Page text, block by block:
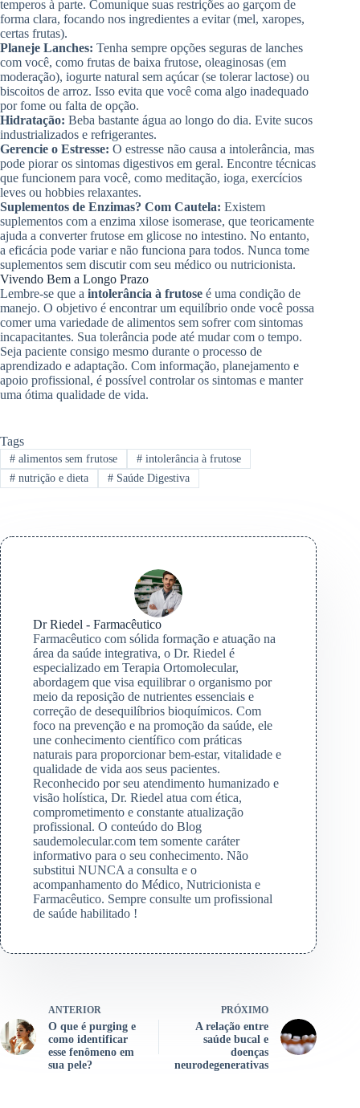
temperos à parte. Comunique suas restrições ao garçom de
forma clara, focando nos ingredientes a evitar (mel, xaropes,
certas frutas).
Planeje Lanches: Tenha sempre opções seguras de lanches
com você, como frutas de baixa frutose, oleaginosas (em
moderação), iogurte natural sem açúcar (se tolerar lactose) ou
biscoitos de arroz. Isso evita que você coma algo inadequado
por fome ou falta de opção.
Hidratação: Beba bastante água ao longo do dia. Evite sucos
industrializados e refrigerantes.
Gerencie o Estresse: O estresse não causa a intolerância, mas
pode piorar os sintomas digestivos em geral. Encontre técnicas
que funcionem para você, como meditação, ioga, exercícios
leves ou hobbies relaxantes.
Suplementos de Enzimas? Com Cautela: Existem
suplementos com a enzima xilose isomerase, que teoricamente
ajuda a converter frutose em glicose no intestino. No entanto,
a eficácia pode variar e não funciona para todos. Nunca tome
suplementos sem discutir com seu médico ou nutricionista.
Vivendo Bem a Longo Prazo
Lembre-se que a intolerância à frutose é uma condição de
manejo. O objetivo é encontrar um equilíbrio onde você possa
comer uma variedade de alimentos sem sofrer com sintomas
incapacitantes. Sua tolerância pode até mudar com o tempo.
Seja paciente consigo mesmo durante o processo de
aprendizado e adaptação. Com informação, planejamento e
apoio profissional, é possível controlar os sintomas e manter
uma ótima qualidade de vida.
Tags
#alimentos sem frutose #intolerância à frutose
#nutrição e dieta #Saúde Digestiva
Dr Riedel - Farmacêutico
Farmacêutico com sólida formação e atuação na
área da saúde integrativa, o Dr. Riedel é
especializado em Terapia Ortomolecular,
abordagem que visa equilibrar o organismo por
meio da reposição de nutrientes essenciais e
correção de desequilíbrios bioquímicos. Com
foco na prevenção e na promoção da saúde, ele
une conhecimento científico com práticas
naturais para proporcionar bem-estar, vitalidade e
qualidade de vida aos seus pacientes.
Reconhecido por seu atendimento humanizado e
visão holística, Dr. Riedel atua com ética,
comprometimento e constante atualização
profissional. O conteúdo do Blog
saudemolecular.com tem somente caráter
informativo para o seu conhecimento. Não
substitui NUNCA a consulta e o
acompanhamento do Médico, Nutricionista e
Farmacêutico. Sempre consulte um profissional
de saúde habilitado !
ANTERIOR
O que é purging e
como identificar
esse fenômeno em
sua pele?
PRÓXIMO
A relação entre
saúde bucal e
doenças
neurodegenerativas